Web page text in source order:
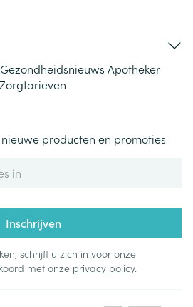
Gezondheidsnieuws Apotheker
Zorgtarieven
producten en promoties
Inschrijven
schrijft u zich in voor onze
met onze privacy policy.